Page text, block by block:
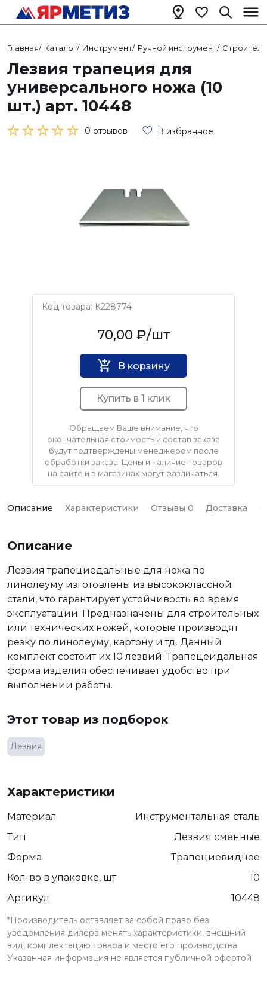
Главная/ Каталог/ Инструмент/ Ручной инструмент/
Лезвия трапеция для
универсального ножа (10
шт.) арт. 10448
0 отзывов В избранное
Код товара: К228774
Нет бренда70,00 ₽/шт
В корзину
Купить в 1 клик
Обращаем Ваше внимание, что
окончательная стоимость и состав заказа
будут подтверждены менеджером после
обработки заказа. Цены и наличие товаров
на сайте и в магазинах могут различаться.
Описание Характеристики Отзывы 0 Доставка
Описание
Лезвия трапециедальные для ножа по
линолеуму изготовлены из высококлассной
стали, что гарантирует устойчивость во время
эксплуатации. Предназначены для строительных
или технических ножей, которые производят
резку по линолеуму, картону и тд. Данный
комплект состоит их 10 лезвий. Трапецеидальная
форма изделия обеспечивает удобство при
выполнении работы.
Этот товар из подборок
Лезвия
Характеристики
Материал
Инструментальная сталь
Тип
Лезвия сменные
Форма
Трапециевидное
Кол-во в упаковке, шт
10
Артикул
10448
*Производитель оставляет за собой право без
уведомления дилера менять характеристики, внешний
вид, комплектацию товара и место его производства.
Указанная информация не является публичной офертой